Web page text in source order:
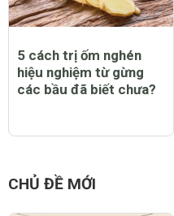
5 cách trị ốm nghén
hiệu nghiệm từ gừng
các bầu đã biết chưa?
CHỦ ĐỀ MỚI